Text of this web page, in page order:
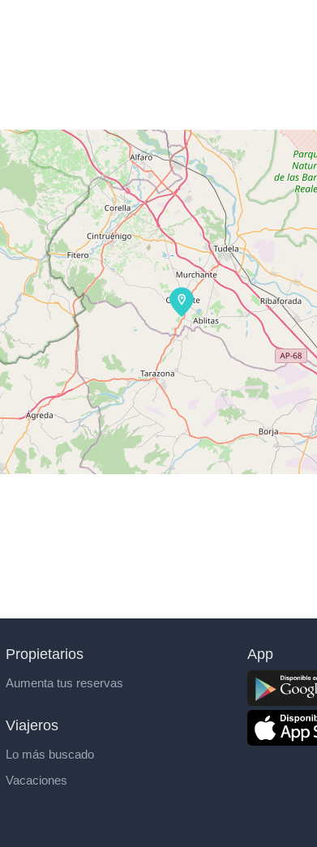
Propietarios
Aumenta tus reservas
Viajeros
Lo más buscado
Vacaciones
App